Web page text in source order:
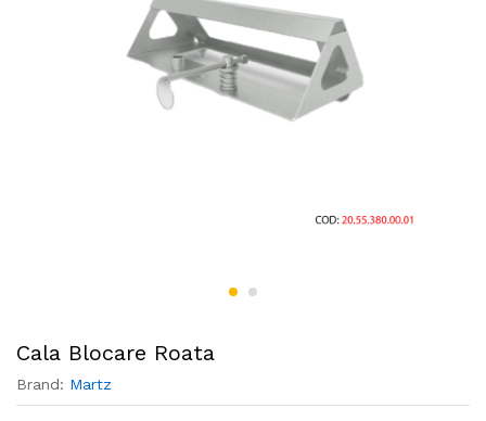
Cala Blocare Roata
Brand: Martz